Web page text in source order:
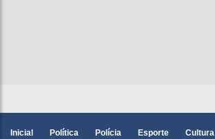
Inicial Política Polícia Esporte Cultura